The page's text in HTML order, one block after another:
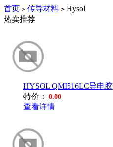
首页 > 传导材料 > Hysol
热卖推荐
HYSOL QMI516LC导电胶
特价：
0.00
查看详情